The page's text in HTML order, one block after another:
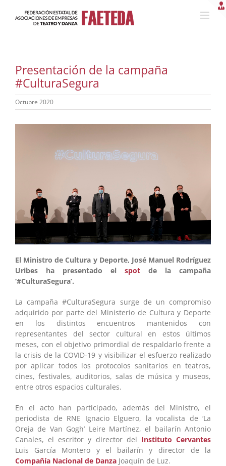
Presentación de la campaña
#CulturaSegura
Octubre 2020
El Ministro de Cultura y Deporte, José Manuel Rodríguez
Uribes ha presentado el spot de la campaña
‘#CulturaSegura’.
La campaña #CulturaSegura surge de un compromiso
adquirido por parte del Ministerio de Cultura y Deporte
en los distintos encuentros mantenidos con
representantes del sector cultural en estos últimos
meses, con el objetivo primordial de respaldarlo frente a
la crisis de la COVID-19 y visibilizar el esfuerzo realizado
por aplicar todos los protocolos sanitarios en teatros,
cines, festivales, auditorios, salas de música y museos,
entre otros espacios culturales.
En el acto han participado, además del Ministro, el
periodista de RNE Ignacio Elguero, la vocalista de ‘La
Oreja de Van Gogh’ Leire Martínez, el bailarín Antonio
Canales, el escritor y director del Instituto Cervantes
Luis García Montero y el bailarín y director de la
Compañía Nacional de Danza Joaquín de Luz.